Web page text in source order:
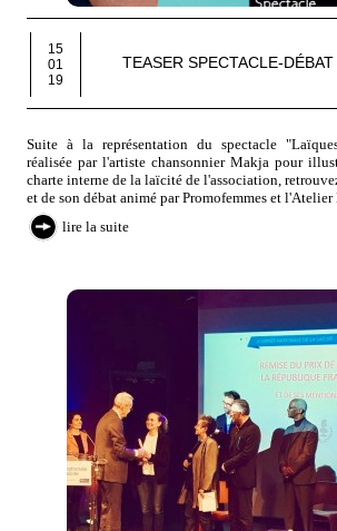
15
01
19
TEASER SPECTACLE-
Suite à la représentation du spectacle
réalisée par l'artiste chansonnier Makja pour
charte interne de la laïcité de l'association,
et de son débat animé par Promofemmes et l'Atelier
lire la suite